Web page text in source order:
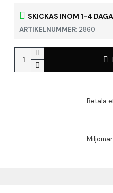
SKICKAS INOM 1-4
ARTIKELNUMMER: 2860